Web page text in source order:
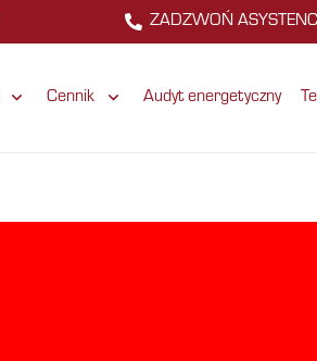
ZADZWOŃ
Cennik Audyt energetyczny